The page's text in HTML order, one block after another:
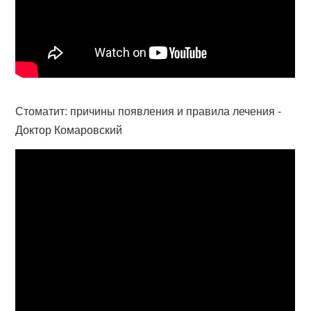
Стоматит: причины появления и правила лечения -
Доктор Комаровский